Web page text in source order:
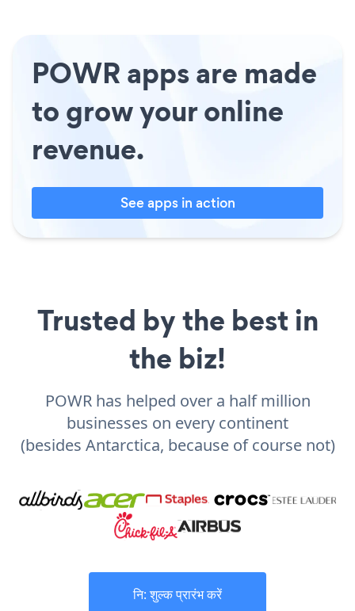
POWR apps are made
to grow your online
revenue.
See apps in action
Trusted by the best in
the biz!
POWR has helped over a half million
businesses on every continent
(besides Antarctica, because of course not)
नि: शुल्क प्रारंभ करें